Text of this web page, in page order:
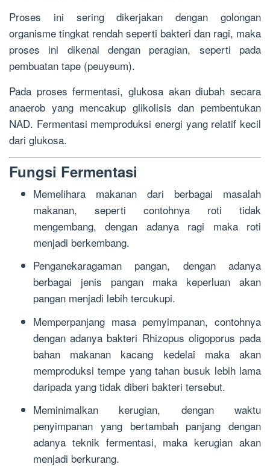
Proses ini sering dikerjakan dengan golongan
organisme tingkat rendah seperti bakteri dan ragi, maka
proses ini dikenal dengan peragian, seperti pada
pembuatan tape (peuyeum).
Pada proses fermentasi, glukosa akan diubah secara
anaerob yang mencakup glikolisis dan pembentukan
NAD. Fermentasi memproduksi energi yang relatif kecil
dari glukosa.
Fungsi Fermentasi
Memelihara makanan dari berbagai masalah
makanan, seperti contohnya roti tidak
mengembang, dengan adanya ragi maka roti
menjadi berkembang.
Penganekaragaman pangan, dengan adanya
berbagai jenis pangan maka keperluan akan
pangan menjadi lebih tercukupi.
Memperpanjang masa pemyimpanan, contohnya
dengan adanya bakteri Rhizopus oligoporus pada
bahan makanan kacang kedelai maka akan
memproduksi tempe yang tahan busuk lebih lama
daripada yang tidak diberi bakteri tersebut.
Meminimalkan kerugian, dengan waktu
penyimpanan yang bertambah panjang dengan
adanya teknik fermentasi, maka kerugian akan
menjadi berkurang.